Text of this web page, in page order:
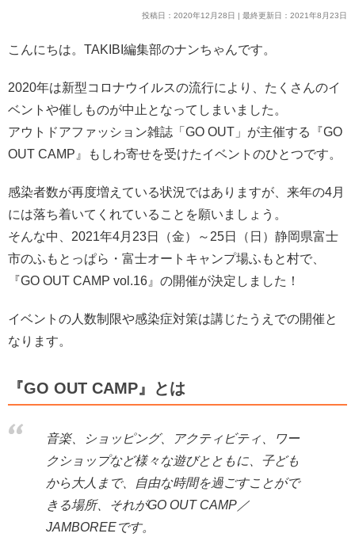
投稿日：2020年12月28日 | 最終更新日：2021年8月23日
こんにちは。TAKIBI編集部のナンちゃんです。
2020年は新型コロナウイルスの流行により、たくさんのイ
ベントや催しものが中止となってしまいました。
アウトドアファッション雑誌「GO OUT」が主催する『GO
OUT CAMP』もしわ寄せを受けたイベントのひとつです。
感染者数が再度増えている状況ではありますが、来年の4月
には落ち着いてくれていることを願いましょう。
そんな中、2021年4月23日（金）～25日（日）静岡県富士
市のふもとっぱら・富士オートキャンプ場ふもと村で、
『GO OUT CAMP vol.16』の開催が決定しました！
イベントの人数制限や感染症対策は講じたうえでの開催と
なります。
『GO OUT CAMP』とは
音楽、ショッピング、アクティビティ、ワー
クショップなど様々な遊びとともに、子ども
から大人まで、自由な時間を過ごすことがで
きる場所、それがGO OUT CAMP／
JAMBOREEです。